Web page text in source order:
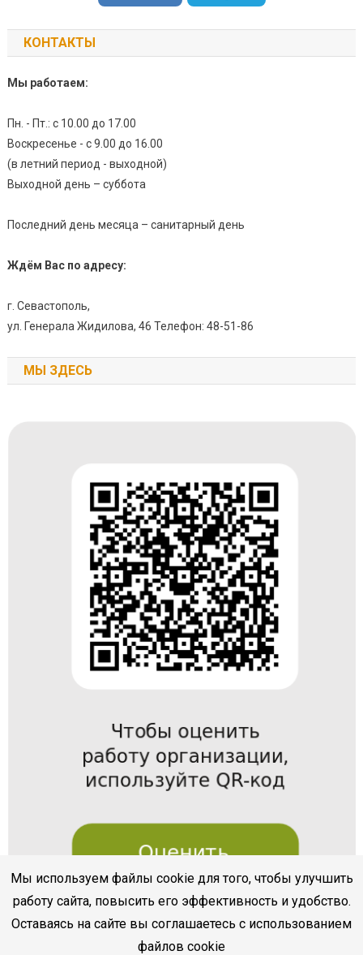
КОНТАКТЫ
Мы работаем:
Пн. - Пт.: с 10.00 до 17.00
Воскресенье - с 9.00 до 16.00
(в летний период - выходной)
Выходной день – суббота
Последний день месяца – санитарный день
Ждём Вас по адресу:
г. Севастополь,
ул. Генерала Жидилова, 46 Телефон: 48-51-86
МЫ ЗДЕСЬ
Мы используем файлы cookie для того, чтобы улучшить
работу сайта, повысить его эффективность и удобство.
Оставаясь на сайте вы соглашаетесь с использованием
файлов cookie